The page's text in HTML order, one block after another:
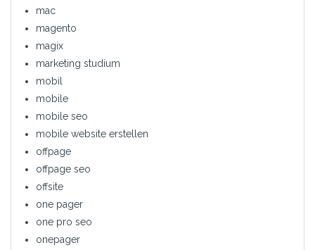
mac
magento
magix
marketing studium
mobil
mobile
mobile seo
mobile website erstellen
offpage
offpage seo
offsite
one pager
one pro seo
onepager